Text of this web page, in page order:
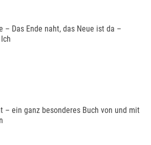
– Das Ende naht, das Neue ist da –
– ein ganz besonderes Buch von und mit